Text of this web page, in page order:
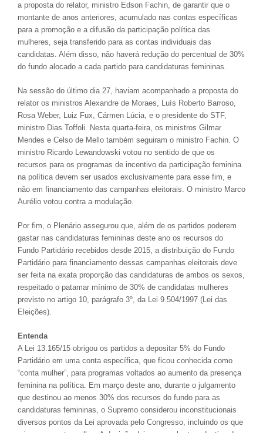
a proposta do relator, ministro Edson Fachin, de garantir que o
montante de anos anteriores, acumulado nas contas específicas
para a promoção e a difusão da participação política das
mulheres, seja transferido para as contas individuais das
candidatas. Além disso, não haverá redução do percentual de 30%
do fundo alocado a cada partido para candidaturas femininas.
Na sessão do último dia 27, haviam acompanhado a proposta do
relator os ministros Alexandre de Moraes, Luís Roberto Barroso,
Rosa Weber, Luiz Fux, Cármen Lúcia, e o presidente do STF,
ministro Dias Toffoli. Nesta quarta-feira, os ministros Gilmar
Mendes e Celso de Mello também seguiram o ministro Fachin. O
ministro Ricardo Lewandowski votou no sentido de que os
recursos para os programas de incentivo da participação feminina
na política devem ser usados exclusivamente para esse fim, e
não em financiamento das campanhas eleitorais. O ministro Marco
Aurélio votou contra a modulação.
Por fim, o Plenário assegurou que, além de os partidos poderem
gastar nas candidaturas femininas deste ano os recursos do
Fundo Partidário recebidos desde 2015, a distribuição do Fundo
Partidário para financiamento dessas campanhas eleitorais deve
ser feita na exata proporção das candidaturas de ambos os sexos,
respeitado o patamar mínimo de 30% de candidatas mulheres
previsto no artigo 10, parágrafo 3º, da Lei 9.504/1997 (Lei das
Eleições).
Entenda
A Lei 13.165/15 obrigou os partidos a depositar 5% do Fundo
Partidário em uma conta específica, que ficou conhecida como
“conta mulher”, para programas voltados ao aumento da presença
feminina na política. Em março deste ano, durante o julgamento
que destinou ao menos 30% dos recursos do fundo para as
candidaturas femininas, o Supremo considerou inconstitucionais
diversos pontos da Lei aprovada pelo Congresso, incluindo os que